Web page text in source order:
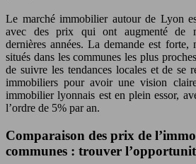
Le marché immobilier autour de Lyon
avec des prix qui ont augmenté de
dernières années. La demande est forte,
situés dans les communes les plus
de suivre les tendances locales et de se
immobiliers pour avoir une vision
immobilier lyonnais est en plein essor,
l’ordre de 5% par an.
Comparaison des prix de
communes : trouver